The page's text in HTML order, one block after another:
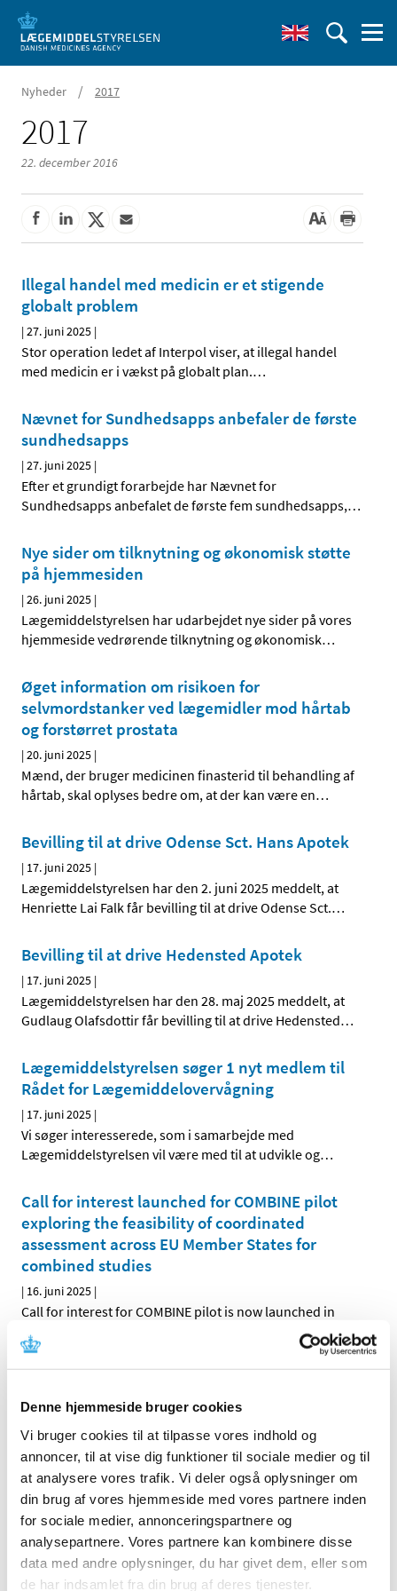
Denne hjemmeside bruger cookies
Vi bruger cookies til at tilpasse vores indhold og
annoncer, til at vise dig funktioner til sociale medier og til
at analysere vores trafik. Vi deler også oplysninger om
din brug af vores hjemmeside med vores partnere inden
for sociale medier, annonceringspartnere og
analysepartnere. Vores partnere kan kombinere disse
data med andre oplysninger, du har givet dem, eller som
de har indsamlet fra din brug af deres tjenester.
Nyheder / 2017
2017
22. december 2016
Illegal handel med medicin er et stigende
globalt problem
|27. juni 2025 |
Stor operation ledet af Interpol viser, at illegal handel
med medicin er i vækst på globalt plan.…
Nævnet for Sundhedsapps anbefaler de første
sundhedsapps
|27. juni 2025 |
Efter et grundigt forarbejde har Nævnet for
Sundhedsapps anbefalet de første fem sundhedsapps,…
Nye sider om tilknytning og økonomisk støtte
på hjemmesiden
|26. juni 2025 |
Lægemiddelstyrelsen har udarbejdet nye sider på vores
hjemmeside vedrørende tilknytning og økonomisk…
Øget information om risikoen for
selvmordstanker ved lægemidler mod hårtab
og forstørret prostata
|20. juni 2025 |
Mænd, der bruger medicinen finasterid til behandling af
hårtab, skal oplyses bedre om, at der kan være en…
Bevilling til at drive Odense Sct. Hans Apotek
| 17. juni 2025 |
Lægemiddelstyrelsen har den 2. juni 2025 meddelt, at
Henriette Lai Falk får bevilling til at drive Odense Sct.…
Bevilling til at drive Hedensted Apotek
| 17. juni 2025 |
Lægemiddelstyrelsen har den 28. maj 2025 meddelt, at
Gudlaug Olafsdottir får bevilling til at drive Hedensted…
Lægemiddelstyrelsen søger 1 nyt medlem til
Rådet for Lægemiddelovervågning
| 17. juni 2025 |
Vi søger interesserede, som i samarbejde med
Lægemiddelstyrelsen vil være med til at udvikle og…
Call for interest launched for COMBINE pilot
exploring the feasibility of coordinated
assessment across EU Member States for
combined studies
| 16. juni 2025 |
Call for interest for COMBINE pilot is now launched in
COMBINE project 1 and the sponsors of combined
|11. juni 2025|
november 2025. Bevillingen er opslået ledig efter Lov
Bivirkningskomité undersøger
sikkerhedssignal ved skoldkoppevacciner
|6. juni 2025|
Risikoen for hjernebetændelse ved to
skoldkoppevacciner skal undersøges nærmere. Det har